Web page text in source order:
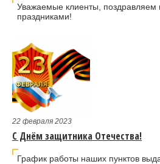
Уважаемые клиенты, поздравляем
праздниками!
22 февраля 2023
С Днём защитника Отечества!
График работы наших пунктов